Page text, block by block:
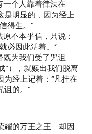
一个人靠着律法在
是明显的，因为经上
得生。”
原不本乎信，只说：
必因此活着。”
既为我们受了咒诅
”），就赎出我们脱离
为经上记着：“凡挂在
诅的。”
耀的万王之王，却因